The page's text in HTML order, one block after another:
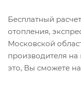
Бесплатный
отопления,
Московской
производителя на
это, Вы сможете